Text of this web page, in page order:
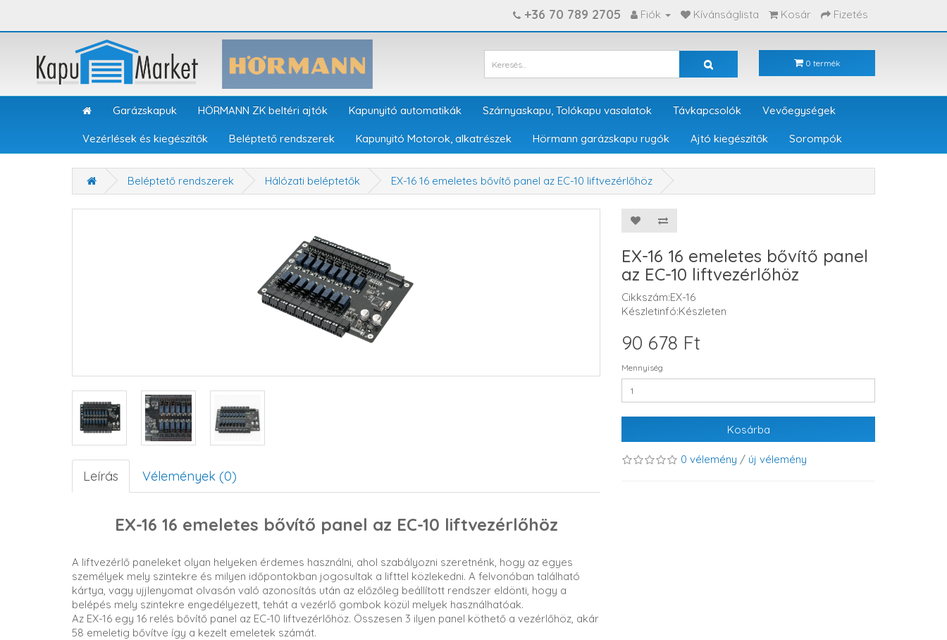
+36 70 789 2705 Fiók Kívánságlista Kosár Fizetés
0 termék
Garázskapuk HÖRMANN ZK beltéri ajtók Kapunyitó automatikák Szárnyaskapu, Tolókapu vasalatok Távkapcsolók Vevőegységek
Vezérlések és kiegészítők Beléptető rendszerek Kapunyitó Motorok, alkatrészek Hörmann garázskapu rugók Ajtó kiegészítők Sorompók
Beléptető rendszerek Hálózati beléptetők EX-16 16 emeletes bővítő panel az EC-10 liftvezérlőhöz
Leírás Vélemények (0)
EX-16 16 emeletes bővítő panel az EC-10 liftvezérlőhöz
A liftvezérlő paneleket olyan helyeken érdemes használni, ahol szabályozni szeretnénk, hogy az egyes
személyek mely szintekre és milyen időpontokban jogosultak a lifttel közlekedni. A felvonóban található
kártya, vagy ujjlenyomat olvasón való azonosítás után az előzőleg beállított rendszer eldönti, hogy a
belépés mely szintekre engedélyezett, tehát a vezérlő gombok közül melyek használhatóak.
Az EX-16 egy 16 relés bővítő panel az EC-10 liftvezérlőhöz. Összesen 3 ilyen panel köthető a vezérlőhöz, akár
58 emeletig bővítve így a kezelt emeletek számát.
EX-16 16 emeletes bővítő panel
az EC-10 liftvezérlőhöz
Cikkszám:EX-16
Készletinfó:Készleten
90 678 Ft
Mennyiség
Kosárba
0 vélemény / új vélemény